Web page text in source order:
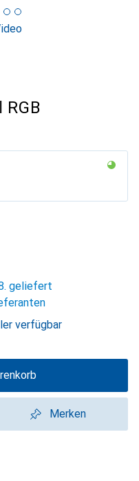
RGB
geliefert
verfügbar
Merken